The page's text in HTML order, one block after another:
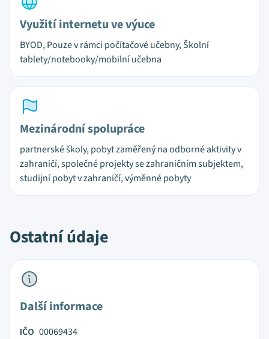
Využití internetu ve výuce
BYOD, Pouze v rámci počítačové učebny, Školní
tablety/notebooky/mobilní učebna
Mezinárodní spolupráce
partnerské školy, pobyt zaměřený na odborné aktivity v
zahraničí, společné projekty se zahraničním subjektem,
studijní pobyt v zahraničí, výměnné pobyty
Ostatní údaje
Další informace
IČO 00069434